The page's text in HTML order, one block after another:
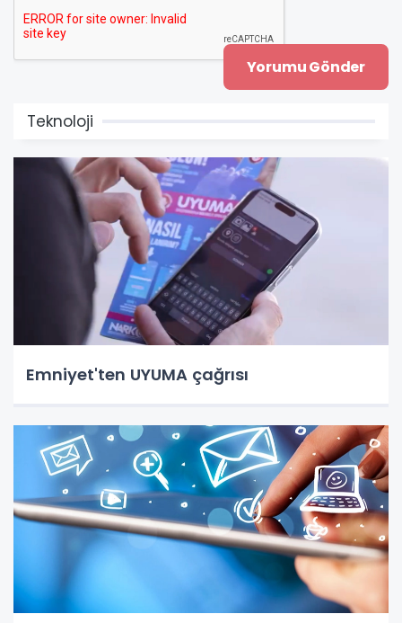
Teknoloji
Emniyet'ten UYUMA çağrısı